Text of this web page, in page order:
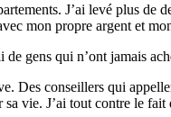
J’ai levé plus de
mon propre argent et
gens qui n’ont jamais
Des conseillers qui
vie. J’ai tout contre le